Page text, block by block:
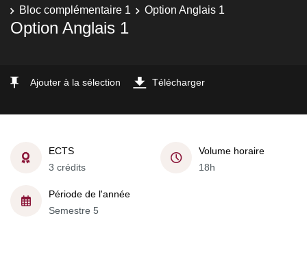
Bloc complémentaire 1
Option Anglais 1
Option Anglais 1
Ajouter à la sélection Télécharger
ECTS
3 crédits
Volume horaire
18h
Période de l'année
Semestre 5